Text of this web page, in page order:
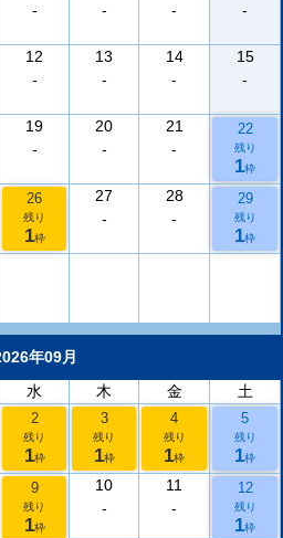
-
-
-
-
12
-
13
-
14
-
15
-
19
-
20
-
21
-
22
残り
1枠
26
残り
1枠
27
-
28
-
29
残り
1枠
年09月
水 木 金 土
2
残り
1枠
3
残り
1枠
4
残り
1枠
5
残り
1枠
9
残り
1枠
10
-
11
-
12
残り
1枠